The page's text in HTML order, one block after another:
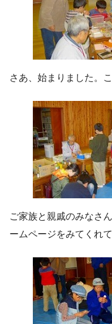
さあ、始まりました。
ご家族と親戚のみなさ
ームページをみてくれ